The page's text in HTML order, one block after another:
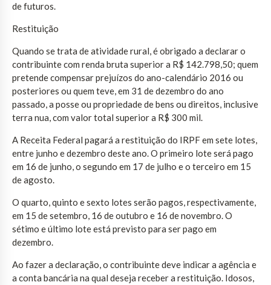
de futuros.
Restituição
Quando se trata de atividade rural, é obrigado a declarar o
contribuinte com renda bruta superior a R$ 142.798,50; quem
pretende compensar prejuízos do ano-calendário 2016 ou
posteriores ou quem teve, em 31 de dezembro do ano
passado, a posse ou propriedade de bens ou direitos, inclusive
terra nua, com valor total superior a R$ 300 mil.
A Receita Federal pagará a restituição do IRPF em sete lotes,
entre junho e dezembro deste ano. O primeiro lote será pago
em 16 de junho, o segundo em 17 de julho e o terceiro em 15
de agosto.
O quarto, quinto e sexto lotes serão pagos, respectivamente,
em 15 de setembro, 16 de outubro e 16 de novembro. O
sétimo e último lote está previsto para ser pago em
dezembro.
Ao fazer a declaração, o contribuinte deve indicar a agência e
a conta bancária na qual deseja receber a restituição. Idosos,